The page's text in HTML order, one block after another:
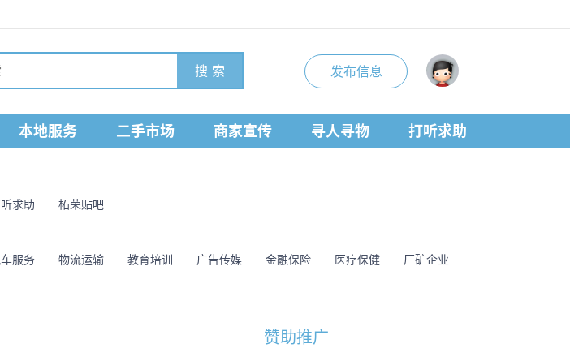
搜 索 发布信息
本地服务 二手市场 商家宣传 寻人寻物 打听求助
求助
柘荣贴吧
服务 物流运输 教育培训 广告传媒 金融保险 医疗保健
厂矿企业
赞助推广